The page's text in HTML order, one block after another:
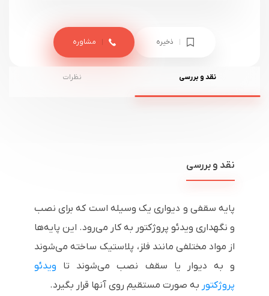
ذخیره مشاوره
نقد و بررسی نظرات
نقد و بررسی
پایه سقفی و دیواری یک وسیله است که برای نصب
و نگهداری ویدئو پروژکتور به کار می‌رود. این پایه‌ها
از مواد مختلفی مانند فلز، پلاستیک ساخته می‌شوند
و به دیوار یا سقف نصب می‌شوند تا ویدئو
پروژکتور به صورت مستقیم روی آنها قرار بگیرد.